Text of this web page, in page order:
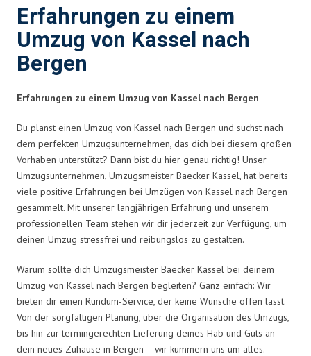
Erfahrungen zu einem
Umzug von Kassel nach
Bergen
Erfahrungen zu einem Umzug von Kassel nach Bergen
Du planst einen Umzug von Kassel nach Bergen und suchst nach
dem perfekten Umzugsunternehmen, das dich bei diesem großen
Vorhaben unterstützt? Dann bist du hier genau richtig! Unser
Umzugsunternehmen, Umzugsmeister Baecker Kassel, hat bereits
viele positive Erfahrungen bei Umzügen von Kassel nach Bergen
gesammelt. Mit unserer langjährigen Erfahrung und unserem
professionellen Team stehen wir dir jederzeit zur Verfügung, um
deinen Umzug stressfrei und reibungslos zu gestalten.
Warum sollte dich Umzugsmeister Baecker Kassel bei deinem
Umzug von Kassel nach Bergen begleiten? Ganz einfach: Wir
bieten dir einen Rundum-Service, der keine Wünsche offen lässt.
Von der sorgfältigen Planung, über die Organisation des Umzugs,
bis hin zur termingerechten Lieferung deines Hab und Guts an
dein neues Zuhause in Bergen – wir kümmern uns um alles.